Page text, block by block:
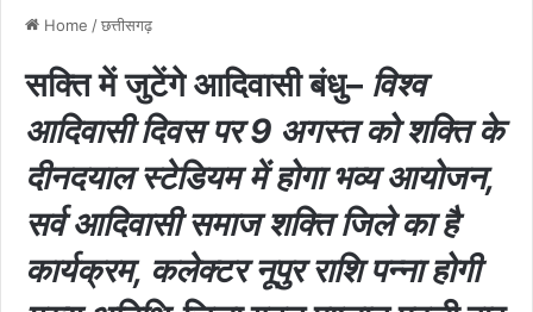
Home /छत्तीसगढ़
सक्ति में जुटेंगे आदिवासी बंधु– विश्व
आदिवासी दिवस पर 9 अगस्त को शक्ति के
दीनदयाल स्टेडियम में होगा भव्य आयोजन,
सर्व आदिवासी समाज शक्ति जिले का है
कार्यक्रम, कलेक्टर नूपुर राशि पन्ना होगी